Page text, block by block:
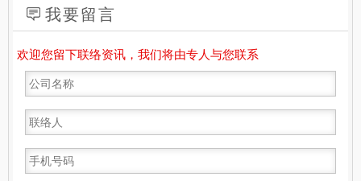
我要留言
欢迎您留下联络资讯，我们将由专人与您联系